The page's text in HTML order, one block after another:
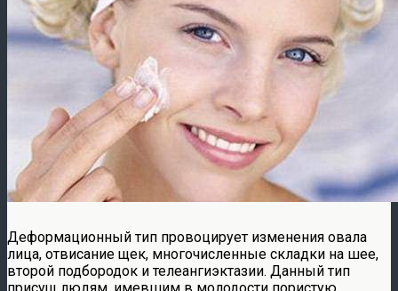
Деформационный тип провоцирует изменения овала
лица, отвисание щек, многочисленные складки на шее,
второй подбородок и телеангиэктазии. Данный тип
присущ людям, имевшим в молодости пористую